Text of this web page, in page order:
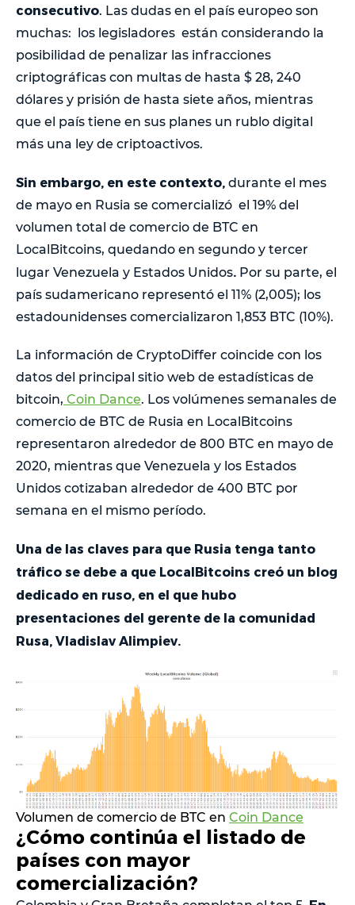
consecutivo. Las dudas en el país europeo son
muchas: los legisladores están considerando la
posibilidad de penalizar las infracciones
criptográficas con multas de hasta $ 28, 240
dólares y prisión de hasta siete años, mientras
que el país tiene en sus planes un rublo digital
más una ley de criptoactivos.
Sin embargo, en este contexto, durante el mes
de mayo en Rusia se comercializó el 19% del
volumen total de comercio de BTC en
LocalBitcoins, quedando en segundo y tercer
lugar Venezuela y Estados Unidos. Por su parte, el
país sudamericano representó el 11% (2,005); los
estadounidenses comercializaron 1,853 BTC (10%).
La información de CryptoDiffer coincide con los
datos del principal sitio web de estadísticas de
bitcoin, Coin Dance. Los volúmenes semanales de
comercio de BTC de Rusia en LocalBitcoins
representaron alrededor de 800 BTC en mayo de
2020, mientras que Venezuela y los Estados
Unidos cotizaban alrededor de 400 BTC por
semana en el mismo período.
Una de las claves para que Rusia tenga tanto
tráfico se debe a que LocalBitcoins creó un blog
dedicado en ruso, en el que hubo
presentaciones del gerente de la comunidad
Rusa, Vladislav Alimpiev.
Volumen de comercio de BTC en Coin Dance
¿Cómo continúa el listado de
países con mayor
comercialización?